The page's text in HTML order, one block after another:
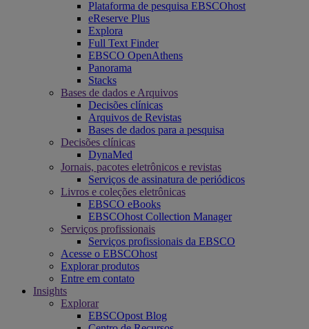
Plataforma de pesquisa EBSCOhost
eReserve Plus
Explora
Full Text Finder
EBSCO OpenAthens
Panorama
Stacks
Bases de dados e Arquivos
Decisões clínicas
Arquivos de Revistas
Bases de dados para a pesquisa
Decisões clínicas
DynaMed
Jornais, pacotes eletrônicos e revistas
Serviços de assinatura de periódicos
Livros e coleções eletrônicas
EBSCO eBooks
EBSCOhost Collection Manager
Serviços profissionais
Serviços profissionais da EBSCO
Acesse o EBSCOhost
Explorar produtos
Entre em contato
Insights
Explorar
EBSCOpost Blog